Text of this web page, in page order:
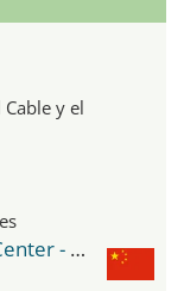
y el
Shanghai New International Expo Center - SNIEC